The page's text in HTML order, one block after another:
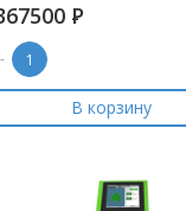
Р
-
В корзину